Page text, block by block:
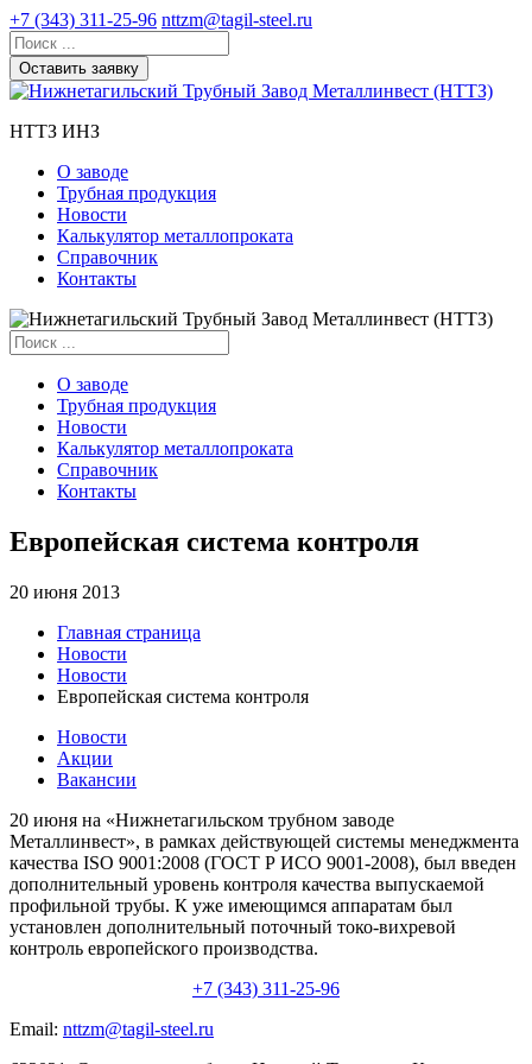
+7 (343) 311-25-96 nttzm@tagil-steel.ru
Оставить заявку
НТТЗ ИНЗ
О заводе
Трубная продукция
Новости
Калькулятор металлопроката
Справочник
Контакты
О заводе
Трубная продукция
Новости
Калькулятор металлопроката
Справочник
Контакты
Европейская система контроля
20 июня 2013
Главная страница
Новости
Новости
Европейская система контроля
Новости
Акции
Вакансии
20 июня на «Нижнетагильском трубном заводе
Металлинвест», в рамках действующей системы менеджмента
качества ISO 9001:2008 (ГОСТ Р ИСО 9001-2008), был введен
дополнительный уровень контроля качества выпускаемой
профильной трубы. К уже имеющимся аппаратам был
установлен дополнительный поточный токо-вихревой
контроль европейского производства.
+7 (343) 311-25-96
Email: nttzm@tagil-steel.ru